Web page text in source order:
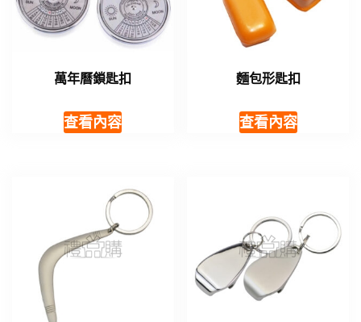
萬年曆鎖匙扣
查看內容
麵包形匙扣
查看內容